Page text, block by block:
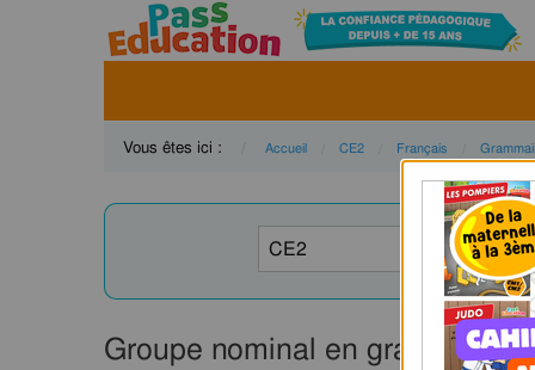
Vous êtes ici : Accueil CE2 Français
Groupe nominal en grammaire